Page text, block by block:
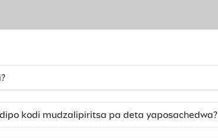
kodi mudzalipiritsa pa deta yaposachedwa?